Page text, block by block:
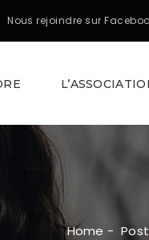
Nous rejoindre sur
Home -